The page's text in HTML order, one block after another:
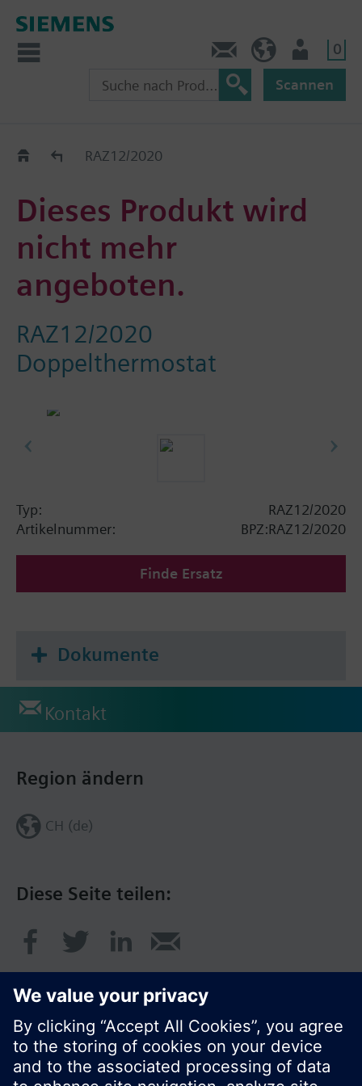
0
Scannen
Old2NewRAZ12/2020
Dieses Produkt wird
nicht mehr
angeboten.
RAZ12/2020
Doppelthermostat
Typ:
RAZ12/2020
Artikelnummer:
BPZ:RAZ12/2020
Finde Ersatz
Dokumente
Kontakt
Diese Seite teilen:
Region ändern
CH (de)